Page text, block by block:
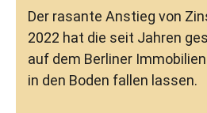
Der rasante Anstieg von
2022 hat die seit Jahren
auf dem Berliner
in den Boden fallen lassen.